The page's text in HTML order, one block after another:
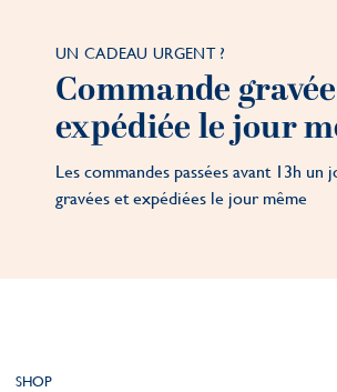
UN CADEAU URGENT ?
Commande
expédiée le jour
Les commandes passées avant 13h
gravées et expédiées le jour même
SHOP